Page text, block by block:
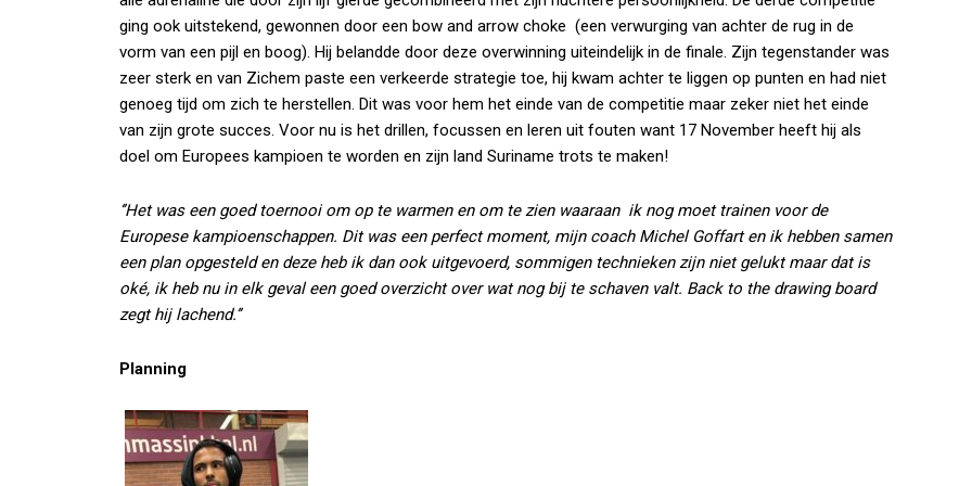
ging ook uitstekend, gewonnen door een bow and arrow choke (een verwurging van achter de rug in de
vorm van een pijl en boog). Hij belandde door deze overwinning uiteindelijk in de finale. Zijn tegenstander was
zeer sterk en van Zichem paste een verkeerde strategie toe, hij kwam achter te liggen op punten en had niet
genoeg tijd om zich te herstellen. Dit was voor hem het einde van de competitie maar zeker niet het einde
van zijn grote succes. Voor nu is het drillen, focussen en leren uit fouten want 17 November heeft hij als
doel om Europees kampioen te worden en zijn land Suriname trots te maken!
‘’Het was een goed toernooi om op te warmen en om te zien waaraan ik nog moet trainen voor de
Europese kampioenschappen. Dit was een perfect moment, mijn coach Michel Goffart en ik hebben samen
een plan opgesteld en deze heb ik dan ook uitgevoerd, sommigen technieken zijn niet gelukt maar dat is
oké, ik heb nu in elk geval een goed overzicht over wat nog bij te schaven valt. Back to the drawing board
zegt hij lachend.’’
Planning